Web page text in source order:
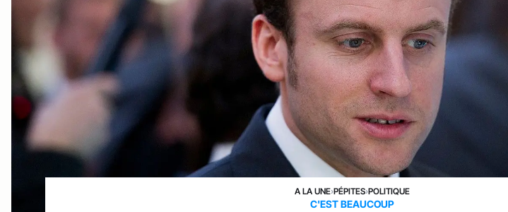
A LA UNE›PÉPITES›POLITIQUE
C'EST BEAUCOUP